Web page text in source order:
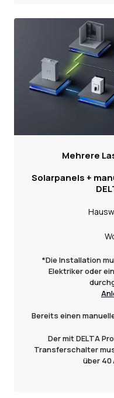
Mehrere
Solarpanels +
*Die Installation
Elektriker oder
Bereits einen
Der mit DELTA
Transferschalter
über 40